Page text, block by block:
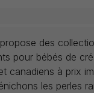
des
pour bébés de
canadiens à prix
les perles